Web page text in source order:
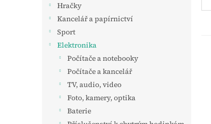
Hračky
Kancelář a papírnictví
Sport
Elektronika
Počítače a notebooky
Počítače a kancelář
TV, audio, video
Foto, kamery, optika
Baterie